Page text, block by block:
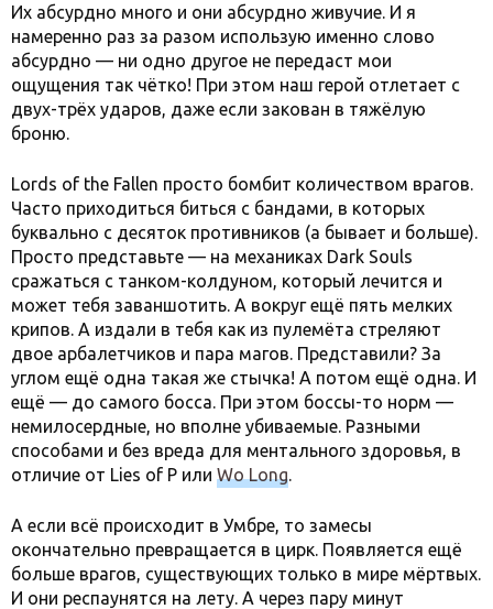
Их абсурдно много и они абсурдно живучие. И я
намеренно раз за разом использую именно слово
абсурдно — ни одно другое не передаст мои
ощущения так чётко! При этом наш герой отлетает с
двух-трёх ударов, даже если закован в тяжёлую
броню.
Lords of the Fallen просто бомбит количеством врагов.
Часто приходиться биться с бандами, в которых
буквально с десяток противников (а бывает и больше).
Просто представьте — на механиках Dark Souls
сражаться с танком-колдуном, который лечится и
может тебя заваншотить. А вокруг ещё пять мелких
крипов. А издали в тебя как из пулемёта стреляют
двое арбалетчиков и пара магов. Представили? За
углом ещё одна такая же стычка! А потом ещё одна. И
ещё — до самого босса. При этом боссы-то норм —
немилосердные, но вполне убиваемые. Разными
способами и без вреда для ментального здоровья, в
отличие от Lies of P или Wo Long.
А если всё происходит в Умбре, то замесы
окончательно превращается в цирк. Появляется ещё
больше врагов, существующих только в мире мёртвых.
И они респаунятся на лету. А через пару минут